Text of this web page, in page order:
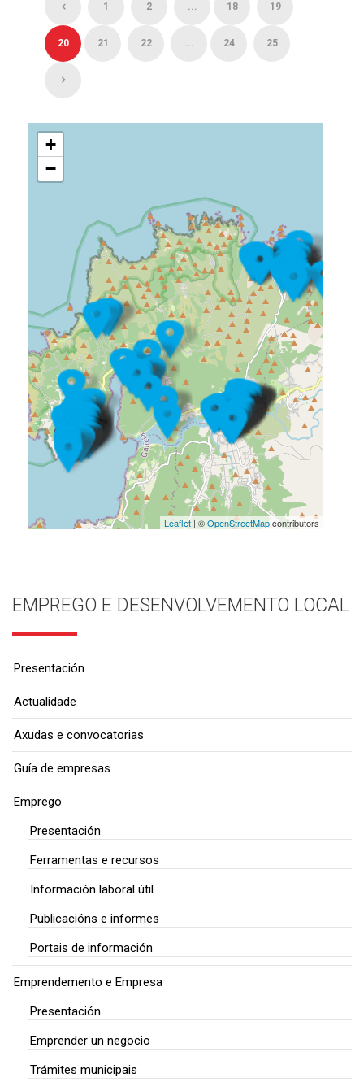
1 2 ... 18 19
20 21 22 ... 24 25
+
−
Leaflet| ©OpenStreetMapcontributors
EMPREGO E DESENVOLVEMENTO LOCAL
Presentación
Actualidade
Axudas e convocatorias
Guía de empresas
Emprego
Presentación
Ferramentas e recursos
Información laboral útil
Publicacións e informes
Portais de información
Emprendemento e Empresa
Presentación
Emprender un negocio
Trámites municipais